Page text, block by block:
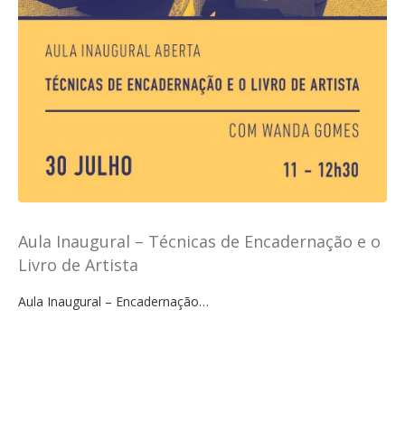
Aula Inaugural – Técnicas de Encadernação e o
Livro de Artista
Aula Inaugural – Encadernação…